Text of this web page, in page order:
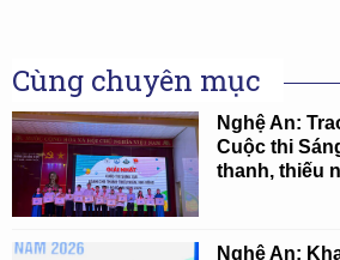
Cùng chuyên mục
Nghệ An:
Cuộc thi
thanh, thiếu
Nghệ An: